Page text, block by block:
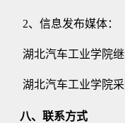
2、信息发布媒体：
湖北汽车工业学院
湖北汽车工业学院
八、联系方式